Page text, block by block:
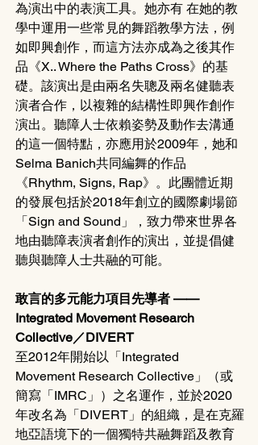
為演出中的表演工具。她亦有 在她的教
學中運用一些常見的舞蹈教學方法，例
如即興創作，而這方法亦成為之後其作
品《X.. Where the Paths Cross》的基
礎。該演出是由兩名失聰及兩名健聽表
演者合作，以複雜的結構性即興作創作
演出。聽障人士依賴姿勢及動作去溝通
的這一個特點，亦應用於2009年，她和
Selma Banich共同編舞的作品
《Rhythm, Signs, Rap》。此團體近期
的發展包括於2018年創立的國際劇場節
「Sign and Sound」，致力帶來世界各
地由聽障表演者創作的演出，並提倡健
聽與聽障人士共融的可能。
敢言的多元能力項目先導者 ——
Integrated Movement Research
Collective／DIVERT
至2012年開始以「Integrated
Movement Research Collective」（或
簡寫「IMRC」）之名運作，並於2020
年改名為「DIVERT」的組織，是在克羅
地亞語境下的一個獨特共融舞蹈及教育